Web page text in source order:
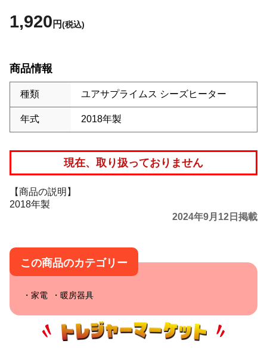
1,920 円(税込)
商品情報
種類 ユアサプライムス シーズヒーター
年式 2018年製
現在、取り扱っておりません
【商品の説明】
2018年製
2024年9月12日掲載
この商品のカテゴリー
家電 暖房器具